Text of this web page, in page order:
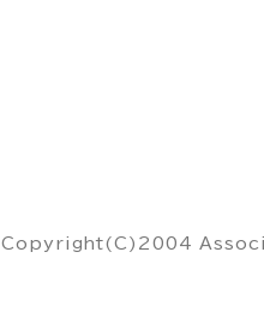
Copyright(C)2004